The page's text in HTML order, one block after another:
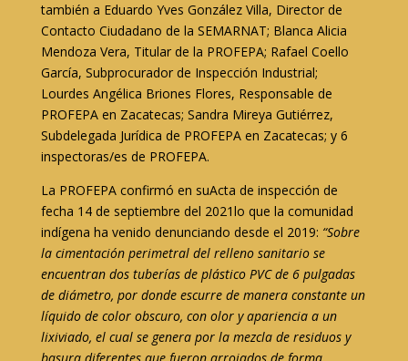
también a Eduardo Yves González Villa, Director de
Contacto Ciudadano de la SEMARNAT; Blanca Alicia
Mendoza Vera, Titular de la PROFEPA; Rafael Coello
García, Subprocurador de Inspección Industrial;
Lourdes Angélica Briones Flores, Responsable de
PROFEPA en Zacatecas; Sandra Mireya Gutiérrez,
Subdelegada Jurídica de PROFEPA en Zacatecas; y 6
inspectoras/es de PROFEPA.
La PROFEPA confirmó en suActa de inspección de
fecha 14 de septiembre del 2021lo que la comunidad
indígena ha venido denunciando desde el 2019: “Sobre
la cimentación perimetral del relleno sanitario se
encuentran dos tuberías de plástico PVC de 6 pulgadas
de diámetro, por donde escurre de manera constante un
líquido de color obscuro, con olor y apariencia a un
lixiviado, el cual se genera por la mezcla de residuos y